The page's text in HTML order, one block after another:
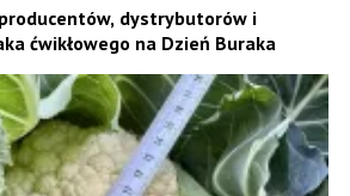
dystrybutorów i
ćwikłowego na Dzień Buraka